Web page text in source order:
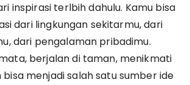
inspirasi terlbih dahulu. Kamu bisa
dari lingkungan sekitarmu, dari
dari pengalaman pribadimu.
berjalan di taman, menikmati
menjadi salah satu sumber ide